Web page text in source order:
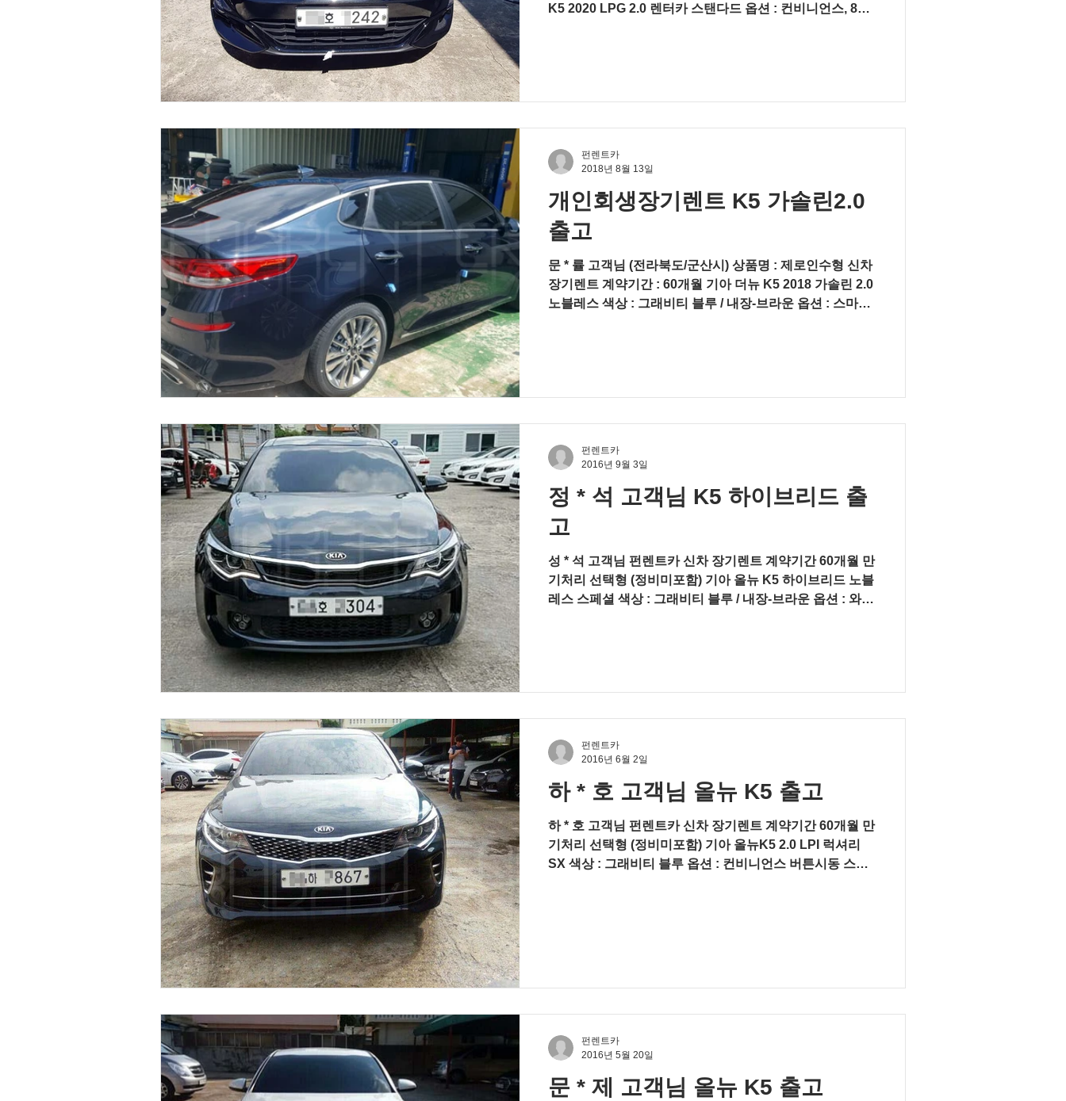
K5 2020 LPG 2.0 렌터카 스탠다드 옵션 : 컨비니언스, 8인
개인회생장기렌트 K5 가솔린2.0
출고
문 * 률 고객님 (전라북도/군산시) 상품명 : 제로인수형 신차
장기렌트 계약기간 : 60개월 기아 더뉴 K5 2018 가솔린 2.0
노블레스 색상 : 그래비티 블루 / 내장-브라운 옵션 : 스마트
펀렌트카
2018년 8월 13일
정 * 석 고객님 K5 하이브리드 출
고
성 * 석 고객님 펀렌트카 신차 장기렌트 계약기간 60개월 만
기처리 선택형 (정비미포함) 기아 올뉴 K5 하이브리드 노블
레스 스페셜 색상 : 그래비티 블루 / 내장-브라운 옵션 : 와이
펀렌트카
2016년 9월 3일
하 * 호 고객님 올뉴 K5 출고
하 * 호 고객님 펀렌트카 신차 장기렌트 계약기간 60개월 만
기처리 선택형 (정비미포함) 기아 올뉴K5 2.0 LPI 럭셔리
SX 색상 : 그래비티 블루 옵션 : 컨비니언스 버튼시동 스마
펀렌트카
2016년 6월 2일
문 * 제 고객님 올뉴 K5 출고
펀렌트카
2016년 5월 20일